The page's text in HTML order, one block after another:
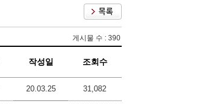
게시물 수 : 390
작성일 조회수
20.03.25 31,082